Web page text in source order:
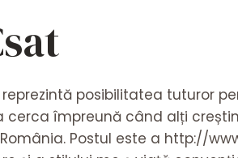
posibilitatea tuturor
cerca împreună când alți
Postul este a http://